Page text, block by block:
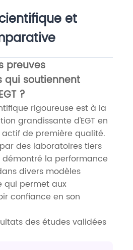
et
preuves
qui soutiennent
?
rigoureuse est à la
grandissante d'EGT en
de première qualité.
des laboratoires tiers
la performance
divers modèles
qui permet aux
confiance en son
des études validées